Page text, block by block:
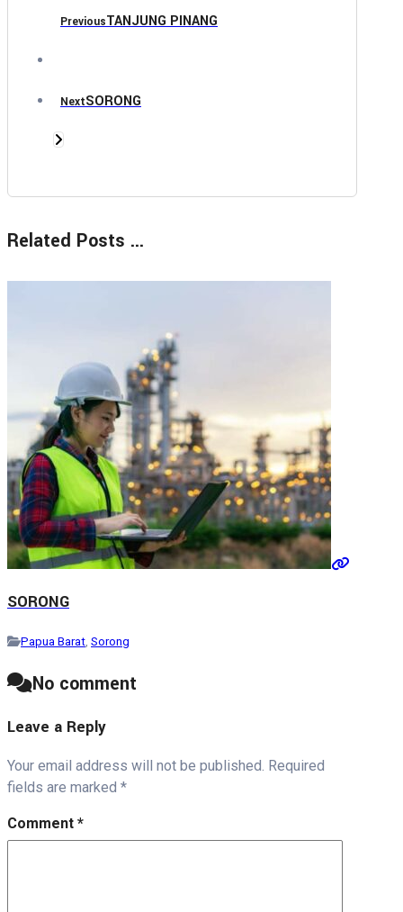
PreviousTANJUNG PINANG
NextSORONG
Related Posts ...
SORONG
Papua Barat, Sorong
No comment
Leave a Reply
Your email address will not be published. Required
fields are marked *
Comment *